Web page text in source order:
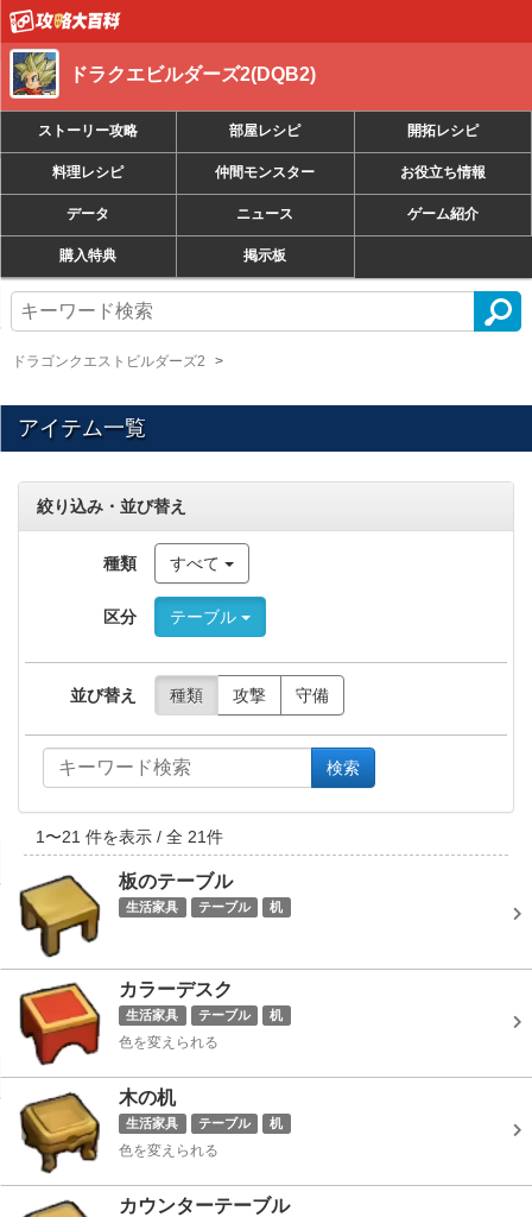
ドラクエビルダーズ2(DQB2)
ストーリー攻略 部屋レシピ 開拓レシピ
料理レシピ 仲間モンスター お役立ち情報
データ ニュース ゲーム紹介
購入特典 掲示板
ドラゴンクエストビルダーズ2
アイテム一覧
絞り込み・並び替え
種類 すべて
区分 テーブル
並び替え 種類 攻撃 守備
検索
1 〜21 件を表示 / 全 21件
板のテーブル
生活家具 テーブル 机
カラーデスク
生活家具 テーブル 机
色を変えられる
木の机
生活家具 テーブル 机
色を変えられる
カウンターテーブル